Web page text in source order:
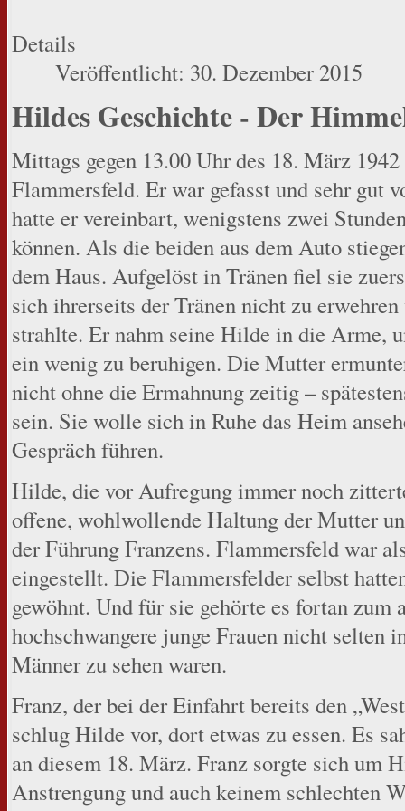
Details
Veröffentlicht: 30. Dezember 2015
Hildes Geschichte - Der
Mittags gegen 13.00 Uhr des 18. März
Flammersfeld. Er war gefasst und sehr
hatte er vereinbart, wenigstens zwei
können. Als die beiden aus dem Auto
dem Haus. Aufgelöst in Tränen fiel sie
sich ihrerseits der Tränen nicht zu
strahlte. Er nahm seine Hilde in die Arme,
ein wenig zu beruhigen. Die Mutter
nicht ohne die Ermahnung zeitig –
sein. Sie wolle sich in Ruhe das Heim
Gespräch führen.
Hilde, die vor Aufregung immer noch
offene, wohlwollende Haltung der Mutter
der Führung Franzens. Flammersfeld war
eingestellt. Die Flammersfelder selbst
gewöhnt. Und für sie gehörte es fortan
hochschwangere junge Frauen nicht selten
Männer zu sehen waren.
Franz, der bei der Einfahrt bereits den
schlug Hilde vor, dort etwas zu essen. Es
an diesem 18. März. Franz sorgte sich um
Anstrengung und auch keinem schlechten